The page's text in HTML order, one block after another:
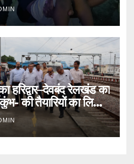
हरिद्वार–देवबंद रेलखंड का
की तैयारियों का लिया